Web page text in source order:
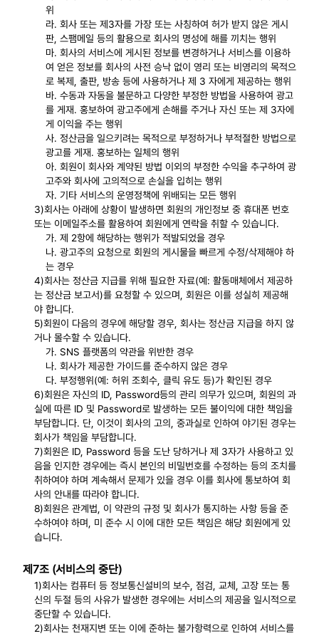
위
라. 회사 또는 제3자를 가장 또는 사칭하여 허가 받지 않은 게시
판, 스팸메일 등의 활용으로 회사의 명성에 해를 끼치는 행위
마. 회사의 서비스에 게시된 정보를 변경하거나 서비스를 이용하
여 얻은 정보를 회사의 사전 승낙 없이 영리 또는 비영리의 목적으
로 복제, 출판, 방송 등에 사용하거나 제 3 자에게 제공하는 행위
바. 수동과 자동을 불문하고 다양한 부정한 방법을 사용하여 광고
를 게재. 홍보하여 광고주에게 손해를 주거나 자신 또는 제 3자에
게 이익을 주는 행위
사. 정산금을 일으키려는 목적으로 부정하거나 부적절한 방법으로
광고를 게재. 홍보하는 일체의 행위
아. 회원이 회사와 계약된 방법 이외의 부정한 수익을 추구하여 광
고주와 회사에 고의적으로 손실을 입히는 행위
자. 기타 서비스의 운영정책에 위배되는 모든 행위
3)회사는 아래에 상황이 발생하면 회원의 개인정보 중 휴대폰 번호
또는 이메일주소를 활용하여 회원에게 연락을 취할 수 있습니다.
가. 제 2항에 해당하는 행위가 적발되었을 경우
나. 광고주의 요청으로 회원의 게시물을 빠르게 수정/삭제해야 하
는 경우
4)회사는 정산금 지급를 위해 필요한 자료(예: 활동매체에서 제공하
는 정산금 보고서)를 요청할 수 있으며, 회원은 이를 성실히 제공해
야 합니다.
5)회원이 다음의 경우에 해당할 경우, 회사는 정산금 지급을 하지 않
거나 몰수할 수 있습니다.
가. SNS 플랫폼의 약관을 위반한 경우
나. 회사가 제공한 가이드를 준수하지 않은 경우
다. 부정행위(예: 허위 조회수, 클릭 유도 등)가 확인된 경우
6)회원은 자신의 ID, Password등의 관리 의무가 있으며, 회원의 과
실에 따른 ID 및 Password로 발생하는 모든 불이익에 대한 책임을
부담합니다. 단, 이것이 회사의 고의, 중과실로 인하여 야기된 경우는
회사가 책임을 부담합니다.
7)회원은 ID, Password 등을 도난 당하거나 제 3자가 사용하고 있
음을 인지한 경우에는 즉시 본인의 비밀번호를 수정하는 등의 조치를
취하여야 하며 계속해서 문제가 있을 경우 이를 회사에 통보하여 회
사의 안내를 따라야 합니다.
8)회원은 관계법, 이 약관의 규정 및 회사가 통지하는 사항 등을 준
수하여야 하며, 미 준수 시 이에 대한 모든 책임은 해당 회원에게 있
습니다.
제7조 (서비스의 중단)
1)회사는 컴퓨터 등 정보통신설비의 보수, 점검, 교체, 고장 또는 통
신의 두절 등의 사유가 발생한 경우에는 서비스의 제공을 일시적으로
중단할 수 있습니다.
2)회사는 천재지변 또는 이에 준하는 불가항력으로 인하여 서비스를